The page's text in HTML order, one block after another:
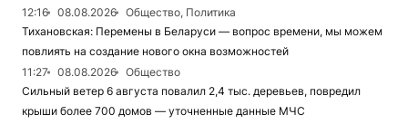
12:16
08.08.2026
Общество, Политика
Тихановская: Перемены в Беларуси — вопрос времени, мы можем
повлиять на создание нового окна возможностей
11:27
08.08.2026
Общество
Сильный ветер 6 августа повалил 2,4 тыс. деревьев, повредил
крыши более 700 домов — уточненные данные МЧС